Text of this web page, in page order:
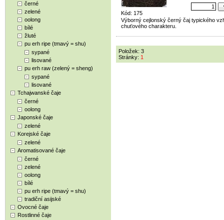
černé
zelené
oolong
bílé
žluté
pu erh ripe (tmavý = shu)
sypané
lisované
pu erh raw (zelený = sheng)
sypané
lisované
Tchajwanské čaje
černé
oolong
Japonské čaje
zelené
Korejské čaje
zelené
Aromatisované čaje
černé
zelené
oolong
bílé
pu erh ripe (tmavý = shu)
tradiční asijské
Ovocné čaje
Rostlinné čaje
Kód: 175
Výborný cejlonský černý čaj typického
chuťového charakteru.
Položek: 3
Stránky: 1